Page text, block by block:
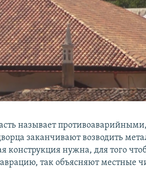
называет
заканчивают возводить
конструкция нужна, для того
так объясняют местные